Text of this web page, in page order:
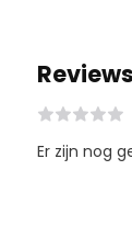
Reviews
Er zijn nog